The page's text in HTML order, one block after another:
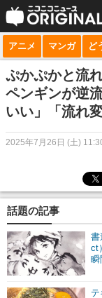
サービス一覧
niconico
動画
生放送
マンガ
ニコニコQ
アニメ マンガ ど
ぷかぷかと流
ペンギンが逆
いい」「流れ
2025年7月26日 (土)
話題の記事
書
ct
瞬